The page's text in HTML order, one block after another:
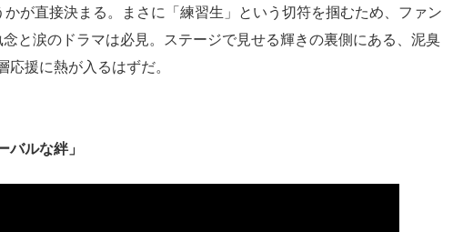
が直接決まる。まさに「練習生」という切符を掴むため、ファン
と涙のドラマは必見。ステージで見せる輝きの裏側にある、泥臭
援に熱が入るはずだ。
ルな絆」